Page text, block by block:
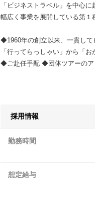
「ビジネストラベル」を中心
幅広く事業を展開している第１
◆1960年の創立以来、一貫して
「行ってらっしゃい」から「
◆ご赴任手配 ◆団体ツアーのア
採用情報
勤務時間
想定給与